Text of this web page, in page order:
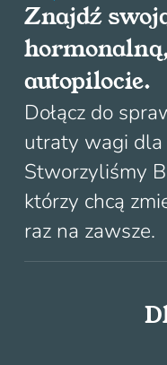
Znajdź
autopilocie.
Dołącz do
utraty wagi dla
Stworzyliśmy
którzy chcą
raz na zawsze.